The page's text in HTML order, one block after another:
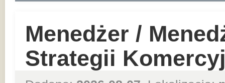
Menedżer /
Strategii